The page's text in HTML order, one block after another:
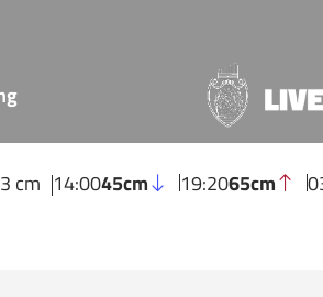
cm 14:0045cm 19:2065cm